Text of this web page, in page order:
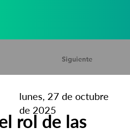
Siguiente
lunes, 27 de octubre
de 2025
rol de las